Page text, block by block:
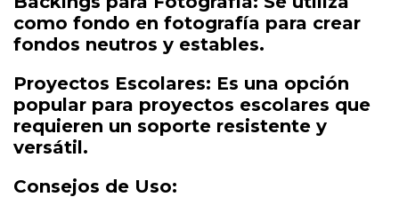
como fondo en fotografía para crear
fondos neutros y estables.
Proyectos Escolares: Es una opción
popular para proyectos escolares que
requieren un soporte resistente y
versátil.
Consejos de Uso: